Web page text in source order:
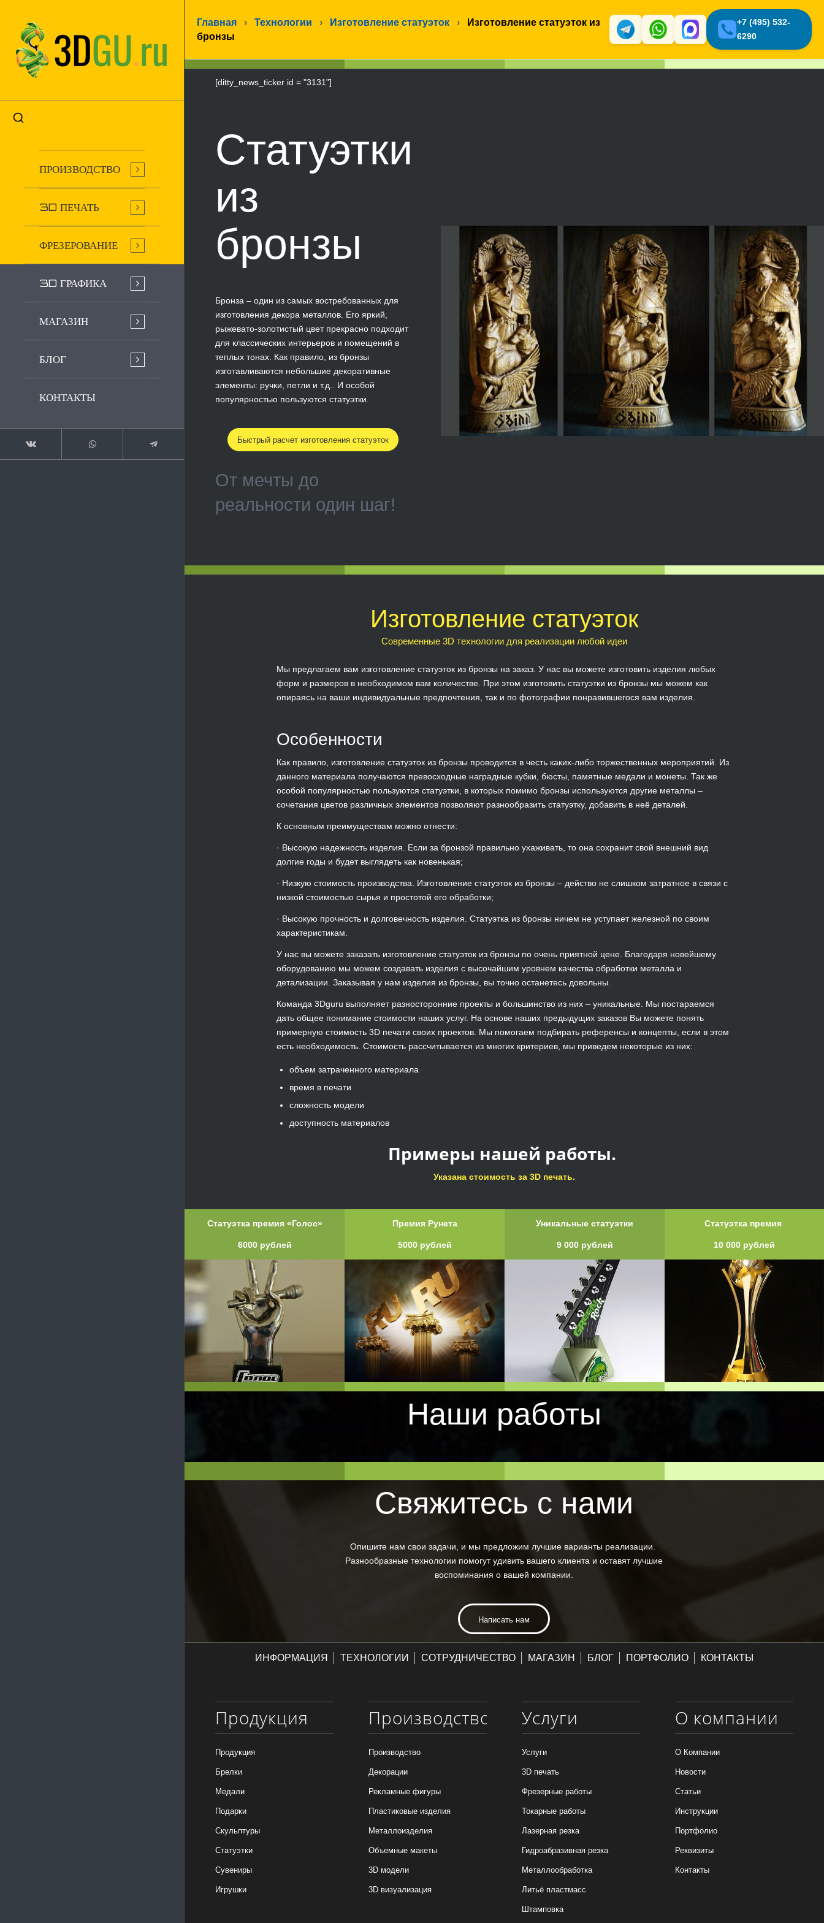
ПРОИЗВОДСТВО
3D ПЕЧАТЬ
ФРЕЗЕРОВАНИЕ
3D ГРАФИКА
МАГАЗИН
БЛОГ
КОНТАКТЫ
Главная › Технологии › Изготовление статуэток ›
Изготовление статуэток из
бронзы
+7 (495) 532-
6290
[ditty_news_ticker id = "3131"]
Статуэтки
из
бронзы
Бронза – один из самых востребованных для
изготовления декора металлов. Его яркий,
рыжевато-золотистый цвет прекрасно подходит
для классических интерьеров и помещений в
теплых тонах. Как правило, из бронзы
изготавливаются небольшие декоративные
элементы: ручки, петли и т.д.. И особой
популярностью пользуются статуэтки.
Быстрый расчет изготовления статуэток
От мечты до
реальности один шаг!
Изготовление статуэток
Современные 3D технологии для реализации любой идеи
Мы предлагаем вам изготовление статуэток из бронзы на заказ. У нас вы можете изготовить изделия любых
форм и размеров в необходимом вам количестве. При этом изготовить статуэтки из бронзы мы можем как
опираясь на ваши индивидуальные предпочтения, так и по фотографии понравившегося вам изделия.
Особенности
Как правило, изготовление статуэток из бронзы проводится в честь каких-либо торжественных мероприятий. Из
данного материала получаются превосходные наградные кубки, бюсты, памятные медали и монеты. Так же
особой популярностью пользуются статуэтки, в которых помимо бронзы используются другие металлы –
сочетания цветов различных элементов позволяют разнообразить статуэтку, добавить в неё деталей.
К основным преимуществам можно отнести:
· Высокую надежность изделия. Если за бронзой правильно ухаживать, то она сохранит свой внешний вид
долгие годы и будет выглядеть как новенькая;
· Низкую стоимость производства. Изготовление статуэток из бронзы – действо не слишком затратное в связи с
низкой стоимостью сырья и простотой его обработки;
· Высокую прочность и долговечность изделия. Статуэтка из бронзы ничем не уступает железной по своим
характеристикам.
У нас вы можете заказать изготовление статуэток из бронзы по очень приятной цене. Благодаря новейшему
оборудованию мы можем создавать изделия с высочайшим уровнем качества обработки металла и
детализации. Заказывая у нам изделия из бронзы, вы точно останетесь довольны.
Команда 3Dguru выполняет разносторонние проекты и большинство из них – уникальные. Мы постараемся
дать общее понимание стоимости наших услуг. На основе наших предыдущих заказов Вы можете понять
примерную стоимость 3D печати своих проектов. Мы помогаем подбирать референсы и концепты, если в этом
есть необходимость. Стоимость рассчитывается из многих критериев, мы приведем некоторые из них:
объем затраченного материала
время в печати
сложность модели
доступность материалов
Примеры нашей работы.
Указана стоимость за 3D печать.
Статуэтка премия «Голос»
6000 рублей
Премия Рунета
5000 рублей
Уникальные статуэтки
9 000 рублей
Статуэтка премия
10 000 рублей
Наши работы
Свяжитесь с нами
Опишите нам свои задачи, и мы предложим лучшие варианты реализации.
Разнообразные технологии помогут удивить вашего клиента и оставят лучшие
воспоминания о вашей компании.
Написать нам
ИНФОРМАЦИЯ ТЕХНОЛОГИИ СОТРУДНИЧЕСТВО МАГАЗИН БЛОГ ПОРТФОЛИО КОНТАКТЫ
Продукция
Продукция
Брелки
Медали
Подарки
Скульптуры
Статуэтки
Сувениры
Игрушки
Производство
Производство
Декорации
Рекламные фигуры
Пластиковые изделия
Металлоизделия
Объемные макеты
3D модели
3D визуализация
Услуги
Услуги
3D печать
Фрезерные работы
Токарные работы
Лазерная резка
Гидроабразивная резка
Металлообработка
Литьё пластмасс
Штамповка
О компании
О Компании
Новости
Статьи
Инструкции
Портфолио
Реквизиты
Контакты